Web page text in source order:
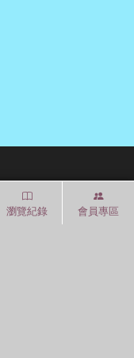
瀏覽紀錄 會員專區
人才招募
圖書分類法